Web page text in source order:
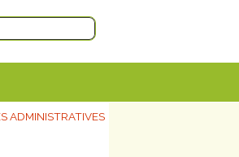
ADMINISTRATIVES